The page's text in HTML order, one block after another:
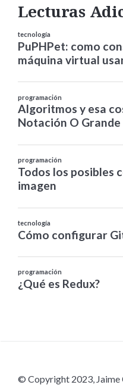
Lecturas
© Copyright 2023, Jaime